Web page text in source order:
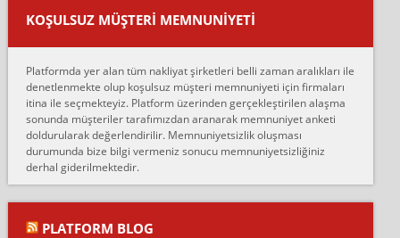
var verdikleri fiyat teklifini arttırdılar. Sonrasında taşıma gününde
oldukça tutarsı...
Ankara Alicanlar naklyat tel 5465524025. 2600 TL'ye ankaradan
Konya ya Alicanlar naklyat la anlaştık bu şahıs evin taşınacağı gün
fiyatın mazoto gele...
Fatih kokmese:
Diyarbakır dan eşyamı getirtmek için anlaştım sözleşme yaptım.
Son anda fiyat artırdılar.. mecburiyetten tasittim.. bu kişiler ağrılı
Ali:
KOŞULSUZ MÜŞTERI MEMNUNIYETI
Platformda yer alan tüm nakliyat şirketleri belli zaman aralıkları ile
denetlenmekte olup koşulsuz müşteri memnuniyeti için firmaları
itina ile seçmekteyiz. Platform üzerinden gerçekleştirilen alaşma
sonunda müşteriler tarafımızdan aranarak memnuniyet anketi
doldurularak değerlendirilir. Memnuniyetsizlik oluşması
durumunda bize bilgi vermeniz sonucu memnuniyetsizliğiniz
derhal giderilmektedir.
PLATFORM BLOG